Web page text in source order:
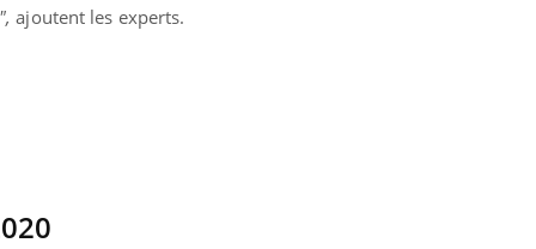
ajoutent les experts.